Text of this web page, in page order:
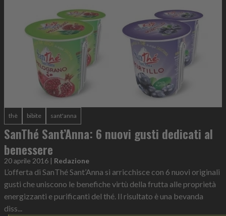
thè bibite sant'anna
SanThé Sant’Anna: 6 nuovi gusti dedicati al
benessere
20 aprile 2016 | Redazione
L’offerta di SanThé Sant’Anna si arricchisce con 6 nuovi originali
gusti che uniscono le benefiche virtù della frutta alle proprietà
energizzanti e purificanti del thé. Il risultato è una bevanda
diss...